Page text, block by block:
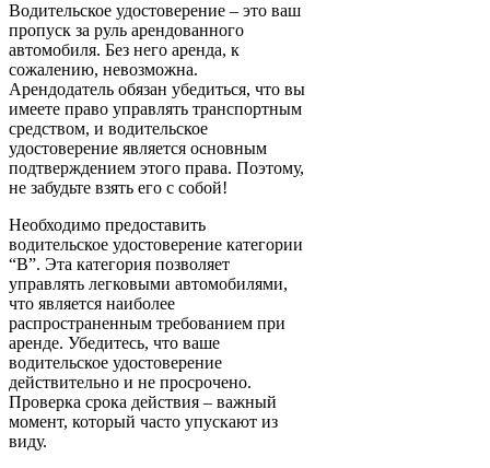
Водительское удостоверение – это ваш
пропуск за руль арендованного
автомобиля. Без него аренда, к
сожалению, невозможна.
Арендодатель обязан убедиться, что вы
имеете право управлять транспортным
средством, и водительское
удостоверение является основным
подтверждением этого права. Поэтому,
не забудьте взять его с собой!
Необходимо предоставить
водительское удостоверение категории
“B”. Эта категория позволяет
управлять легковыми автомобилями,
что является наиболее
распространенным требованием при
аренде. Убедитесь, что ваше
водительское удостоверение
действительно и не просрочено.
Проверка срока действия – важный
момент, который часто упускают из
виду.